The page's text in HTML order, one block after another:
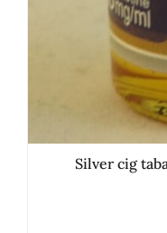
Silver cig